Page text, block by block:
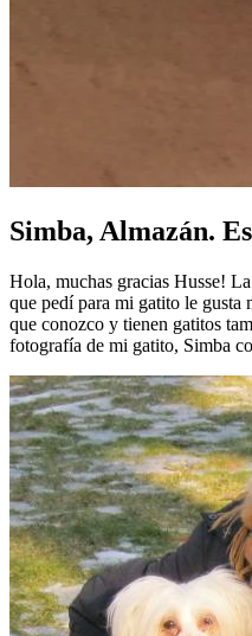
Simba, Almazán.
Hola, muchas gracias Husse!
que pedí para mi gatito le gusta
que conozco y tienen gatitos
fotografía de mi gatito, Simba